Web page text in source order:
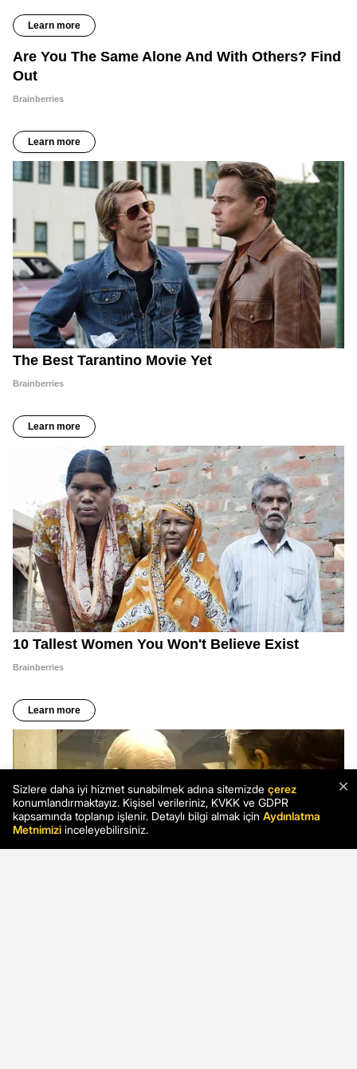
×
Sizlere daha iyi hizmet sunabilmek adına sitemizde çerez
konumlandırmaktayız. Kişisel verileriniz, KVKK ve GDPR
kapsamında toplanıp işlenir. Detaylı bilgi almak için Aydınlatma
Metnimizi inceleyebilirsiniz.